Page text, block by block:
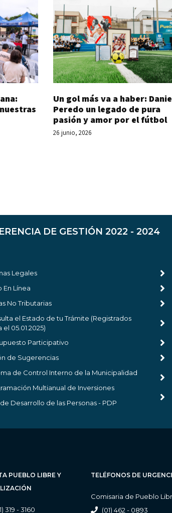
Un gol más va a haber:
Peredo un legado de pura
pasión y amor por el fútbol
26 junio, 2026
DE GESTIÓN 2022 - 2024
Legales
En Línea
No Tributarias
el Estado de tu Trámite (Registrados
el 05.01.2025)
Participativo
de Sugerencias
de Control Interno de la Municipalidad
Multianual de Inversiones
Desarrollo de las Personas - PDP
PUEBLO LIBRE Y
319 - 3160
TELÉFONOS DE
Comisaria de Pueblo
(01) 462 - 0893